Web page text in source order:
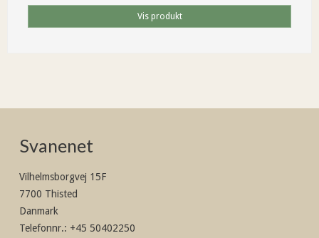
Vis produkt
Svanenet
Vilhelmsborgvej 15F
7700 Thisted
Danmark
Telefonnr.: +45 50402250